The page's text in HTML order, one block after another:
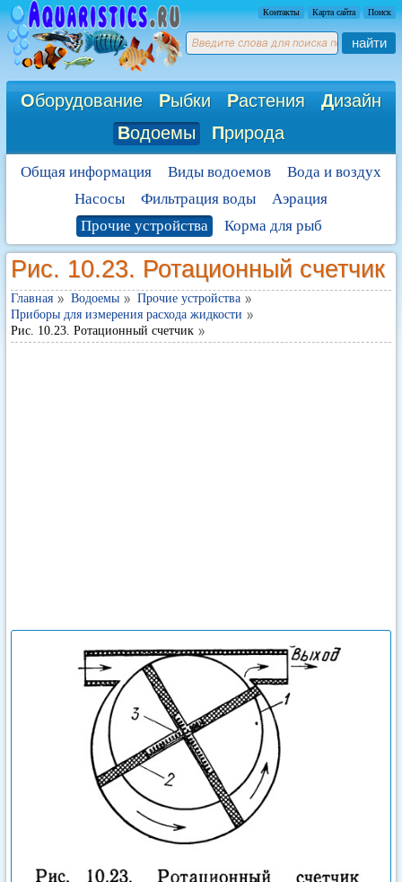
Контакты Карта сайта Поиск
найти
Оборудование Рыбки Растения Дизайн
Водоемы Природа
Общая информация Виды водоемов
Вода и воздух
Насосы
Фильтрация воды
Аэрация
Прочие устройства
Корма для рыб
Рис. 10.23. Ротационный счетчик
Главная Водоемы
Прочие устройства
Приборы для измерения расхода жидкости
Рис. 10.23. Ротационный счетчик